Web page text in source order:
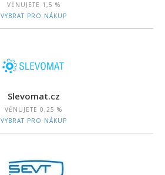
VĚNUJETE 1,5 %
VYBRAT PRO NÁKUP
Slevomat.cz
VĚNUJETE 0,25 %
VYBRAT PRO NÁKUP